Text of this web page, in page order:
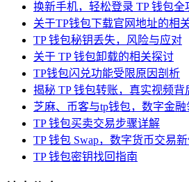
换新手机，轻松登录 TP 钱包全
关于TP钱包下载官网地址的相
TP 钱包秘钥丢失，风险与应对
关于 TP 钱包卸载的相关探讨
TP钱包闪兑功能受限原因剖析
揭秘 TP 钱包转账，真实视频背
芝麻、币客与tp钱包，数字金
TP 钱包买卖交易步骤详解
TP 钱包 Swap，数字货币交易
TP 钱包密钥找回指南